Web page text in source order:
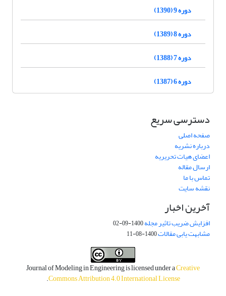
دوره 9 (1390)
دوره 8 (1389)
دوره 7 (1388)
دوره 6 (1387)
دسترسی سریع
صفحه اصلی
درباره نشریه
اعضای هیات تحریریه
ارسال مقاله
تماس با ما
نقشه سایت
آخرین اخبار
افزایش ضریب تاثیر مجله1400-09-02
مشابهت یابی مقالات1400-08-11
Journal of Modeling in Engineering is licensed under aCreative
Commons Attribution 4.0 International License
.